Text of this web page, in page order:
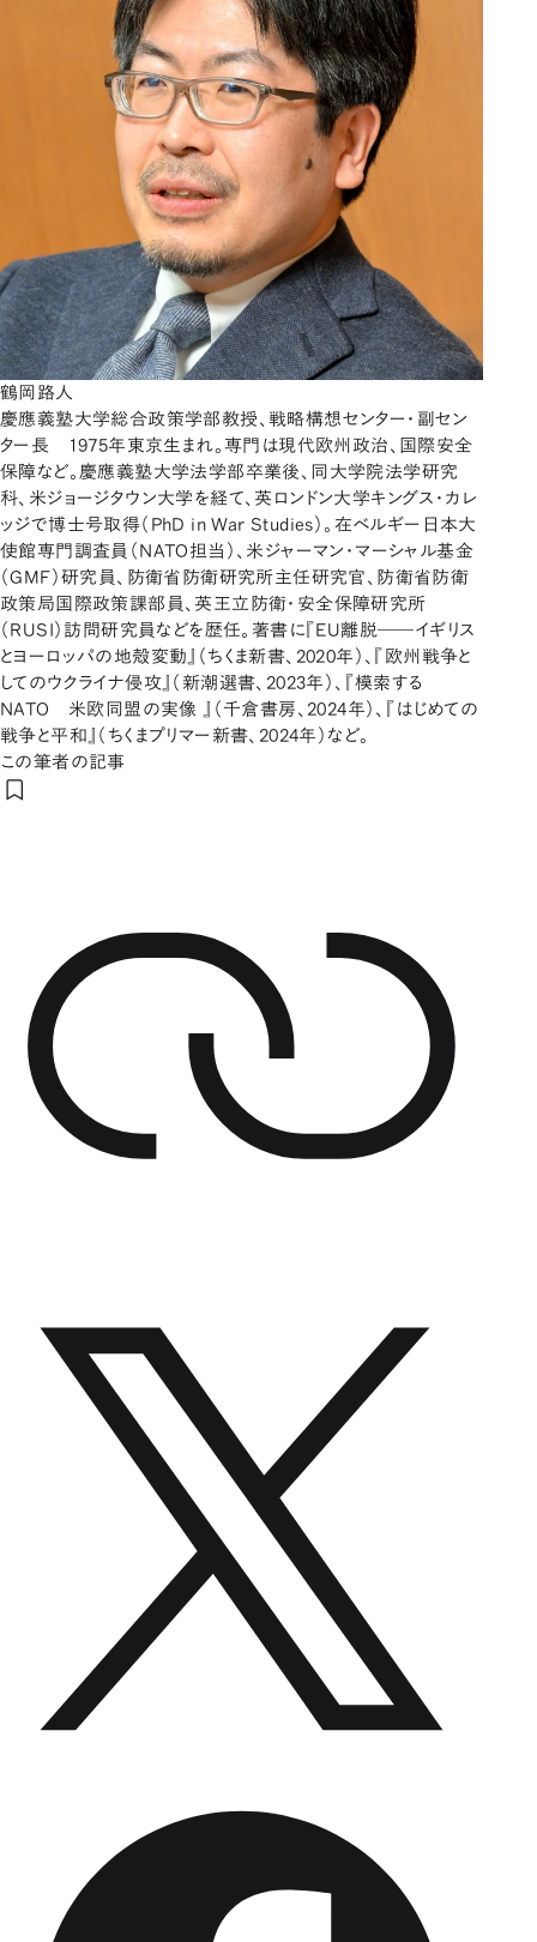
鶴岡路人
慶應義塾大学総合政策学部教授、戦略構想センター・副セン
ター長 1975年東京生まれ。専門は現代欧州政治、国際安全
保障など。慶應義塾大学法学部卒業後、同大学院法学研究
科、米ジョージタウン大学を経て、英ロンドン大学キングス・カレ
ッジで博士号取得（PhD in War Studies）。在ベルギー日本大
使館専門調査員（NATO担当）、米ジャーマン・マーシャル基金
（GMF）研究員、防衛省防衛研究所主任研究官、防衛省防衛
政策局国際政策課部員、英王立防衛・安全保障研究所
（RUSI）訪問研究員などを歴任。著書に『EU離脱――イギリス
とヨーロッパの地殻変動』（ちくま新書、2020年）、『欧州戦争と
してのウクライナ侵攻』（新潮選書、2023年）、『模索する
NATO 米欧同盟の実像 』（千倉書房、2024年）、『はじめての
戦争と平和』（ちくまプリマー新書、2024年）など。
この筆者の記事